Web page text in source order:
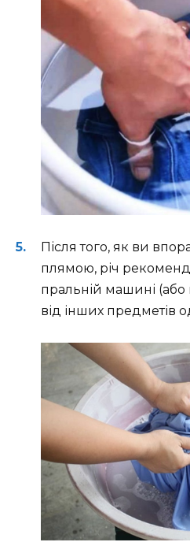
Після того, як ви
плямою, річ
пральній машині
від інших предметів